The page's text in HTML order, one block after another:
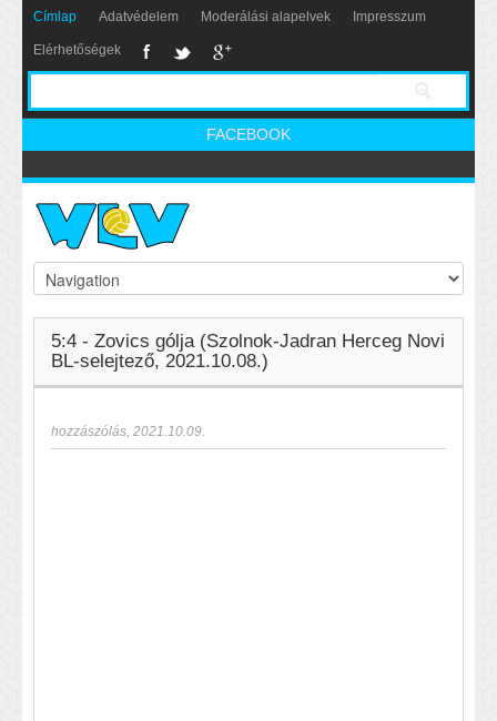
Címlap Adatvédelem Moderálási alapelvek Impresszum
Elérhetőségek
FACEBOOK
5:4 - Zovics gólja (Szolnok-Jadran Herceg Novi
BL-selejtező, 2021.10.08.)
hozzászólás, 2021.10.09.